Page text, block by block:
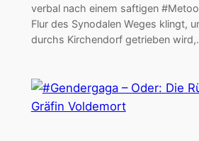
verbal nach einem saftigen
Flur des Synodalen Weges klingt,
durchs Kirchendorf getrieben